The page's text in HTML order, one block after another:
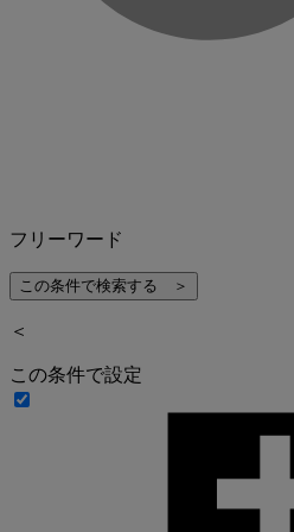
フリーワード
＜
この条件で設定